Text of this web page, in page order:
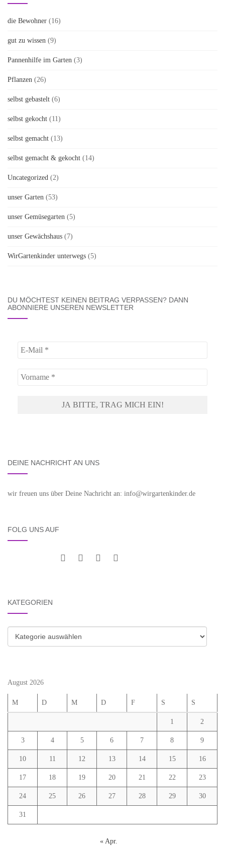
die Bewohner (16)
gut zu wissen (9)
Pannenhilfe im Garten (3)
Pflanzen (26)
selbst gebastelt (6)
selbst gekocht (11)
selbst gemacht (13)
selbst gemacht & gekocht (14)
Uncategorized (2)
unser Garten (53)
unser Gemüsegarten (5)
unser Gewächshaus (7)
WirGartenkinder unterwegs (5)
DU MÖCHTEST KEINEN BEITRAG VERPASSEN? DANN
ABONNIERE UNSEREN NEWSLETTER
DEINE NACHRICHT AN UNS
wir freuen uns über Deine Nachricht an: info@wirgartenkinder.de
FOLG UNS AUF
KATEGORIEN
Kategorien
August 2026
M D M D F S S
1 2
3 4 5 6 7 8 9
10 11 12 13 14 15 16
17 18 19 20 21 22 23
24 25 26 27 28 29 30
31
« Apr.